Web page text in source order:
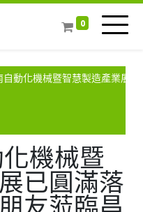
0
自動化機械暨智慧製造產業展
機械暨
已圓滿落
友蒞臨昌